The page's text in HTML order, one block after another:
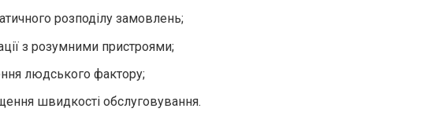
розподілу замовлень;
з розумними пристроями;
людського фактору;
швидкості обслуговування.